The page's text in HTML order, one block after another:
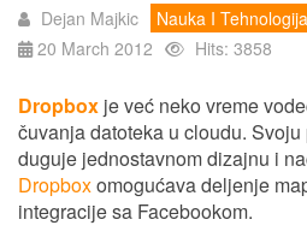
Dejan Majkic
Nauka I Tehnologija
20 March 2012
Hits: 3858
Dropbox je već neko vreme
čuvanja datoteka u cloudu.
duguje jednostavnom dizajnu i
Dropboxomogućava deljenje
integracije sa Facebookom.